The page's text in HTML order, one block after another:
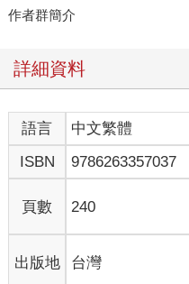
作者群簡介
詳細資料
語言 中文繁體
ISBN
9786263357037
頁數 240
出版地 台灣